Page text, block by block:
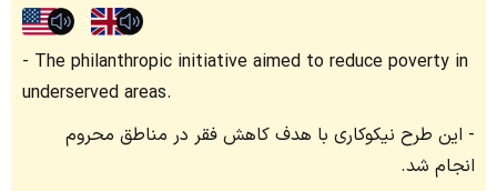
The philanthropic initiative aimed to reduce poverty in
underserved areas.
این طرح نیکوکاری با هدف کاهش فقر در مناطق محروم
انجام شد.